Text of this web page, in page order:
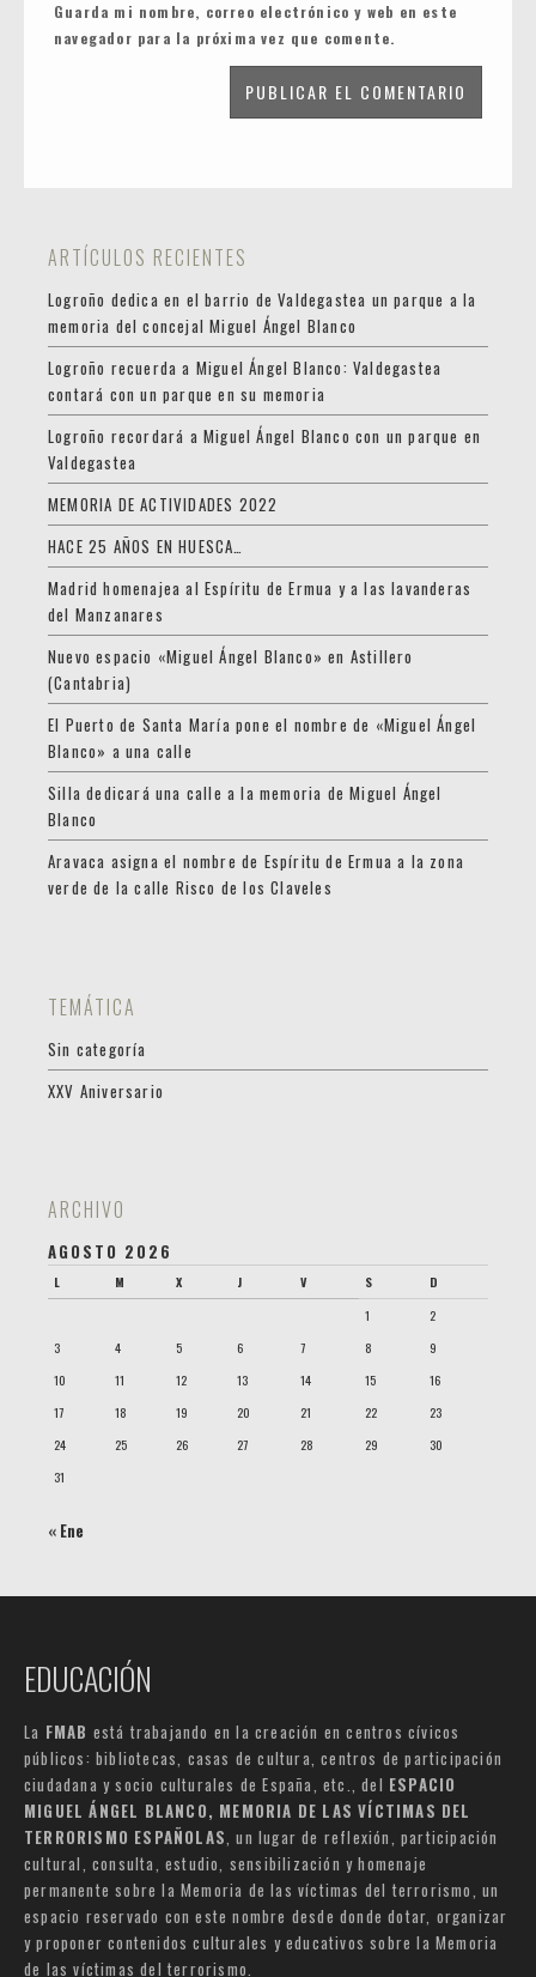
Guarda mi nombre, correo electrónico y web en este
navegador para la próxima vez que comente.
ARTÍCULOS RECIENTES
Logroño dedica en el barrio de Valdegastea un parque a la
memoria del concejal Miguel Ángel Blanco
Logroño recuerda a Miguel Ángel Blanco: Valdegastea
contará con un parque en su memoria
Logroño recordará a Miguel Ángel Blanco con un parque en
Valdegastea
MEMORIA DE ACTIVIDADES 2022
HACE 25 AÑOS EN HUESCA…
Madrid homenajea al Espíritu de Ermua y a las lavanderas
del Manzanares
Nuevo espacio «Miguel Ángel Blanco» en Astillero
(Cantabria)
El Puerto de Santa María pone el nombre de «Miguel Ángel
Blanco» a una calle
Silla dedicará una calle a la memoria de Miguel Ángel
Blanco
Aravaca asigna el nombre de Espíritu de Ermua a la zona
verde de la calle Risco de los Claveles
TEMÁTICA
Sin categoría
XXV Aniversario
ARCHIVO
AGOSTO 2026
L M X J V S
D
1
2
3
4 5 6 7 8
9
10
11 12 13 14 15
16
17
18 19 20 21 22
23
24
25 26 27 28 29
30
31
« Ene
EDUCACIÓN
La FMAB está trabajando en la creación en centros cívicos
públicos: bibliotecas, casas de cultura, centros de participación
ciudadana y socio culturales de España, etc., del ESPACIO
MIGUEL ÁNGEL BLANCO, MEMORIA DE LAS VÍCTIMAS DEL
TERRORISMO ESPAÑOLAS, un lugar de reflexión, participación
cultural, consulta, estudio, sensibilización y homenaje
permanente sobre la Memoria de las víctimas del terrorismo, un
espacio reservado con este nombre desde donde dotar, organizar
y proponer contenidos culturales y educativos sobre la Memoria
de las víctimas del terrorismo.